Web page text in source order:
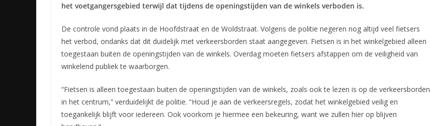
het voetgangersgebied terwijl dat tijdens de openingstijden van de winkels verboden is.
De controle vond plaats in de Hoofdstraat en de Woldstraat. Volgens de politie negeren nog altijd veel fietsers
het verbod, ondanks dat dit duidelijk met verkeersborden staat aangegeven. Fietsen is in het winkelgebied alleen
toegestaan buiten de openingstijden van de winkels. Overdag moeten fietsers afstappen om de veiligheid van
winkelend publiek te waarborgen.
“Fietsen is alleen toegestaan buiten de openingstijden van de winkels, zoals ook te lezen is op de verkeersborden
in het centrum,” verduidelijkt de politie. “Houd je aan de verkeersregels, zodat het winkelgebied veilig en
toegankelijk blijft voor iedereen. Ook voorkom je hiermee een bekeuring, want we zullen hier op blijven